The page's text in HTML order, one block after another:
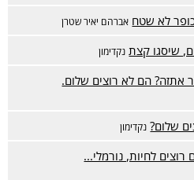
כופר לא שטח אברהם יאיר שטרן
שיסגו קצת נקדימון
אתזה? הם לא רוצים שלום.
שלום? נקדימון
לחיות, נורמלי...